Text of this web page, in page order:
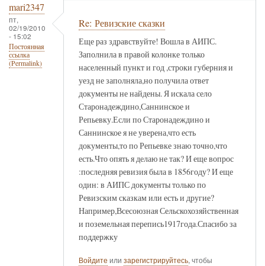
mari2347
пт,
02/19/2010
- 15:02
Постоянная
ссылка
(Permalink)
Re: Ревизские сказки
Еще раз здравствуйте! Вошла в АИПС.
Заполнила в правой колонке только
населенный пункт и год ,строки губерния и
уезд не заполняла,но получила ответ
документы не найдены. Я искала село
Старонадеждино,Саннинское и
Репьевку.Если по Старонадеждино и
Саннинское я не уверена,что есть
документы,то по Репьевке знаю точно,что
есть.Что опять я делаю не так? И еще вопрос
:последняя ревизия была в 1856году? И еще
один: в АИПС документы только по
Ревизским сказкам или есть и другие?
Например,Всесоюзная Сельскохозяйственная
и поземельная перепись1917года.Спасибо за
поддержку
Войдите или зарегистрируйтесь, чтобы